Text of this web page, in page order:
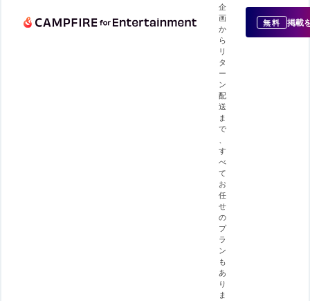
企
画
か
ら
リ
タ
ー
ン
配
送
ま
で
す
べ
て
お
任
せ
の
プ
ラ
ン
も
あ
り
ま
無料 掲載